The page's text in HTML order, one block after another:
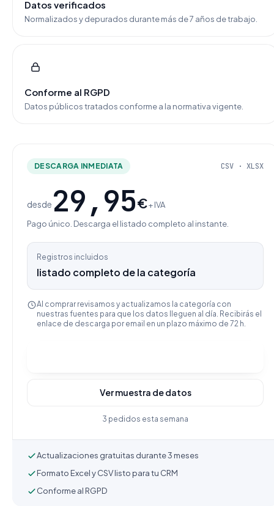
Datos verificados
Normalizados y depurados durante más de 7 años de trabajo.
Conforme al RGPD
Datos públicos tratados conforme a la normativa vigente.
DESCARGA INMEDIATA CSV · XLSX
desde 29,95€+ IVA
Pago único. Descarga el listado completo al instante.
Registros incluidos
listado completo de la categoría
Al comprar revisamos y actualizamos la categoría con
nuestras fuentes para que los datos lleguen al día. Recibirás el
enlace de descarga por email en un plazo máximo de 72 h.
Ver muestra de datos
3 pedidos esta semana
Actualizaciones gratuitas durante 3 meses
Formato Excel y CSV listo para tu CRM
Conforme al RGPD